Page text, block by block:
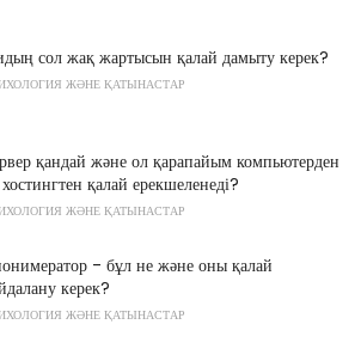
сол жақ жартысын қалай дамыту керек?
ЖӘНЕ ҚАТЫНАСТАР
қандай және ол қарапайым компьютерден
қалай ерекшеленеді?
ЖӘНЕ ҚАТЫНАСТАР
- бұл не және оны қалай
керек?
ЖӘНЕ ҚАТЫНАСТАР